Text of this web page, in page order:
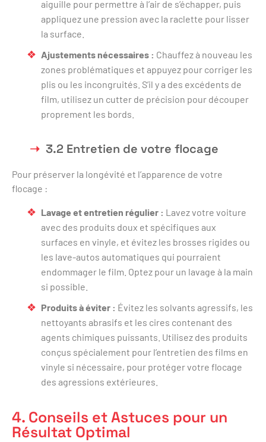
aiguille pour permettre à l’air de s’échapper, puis
appliquez une pression avec la raclette pour lisser
la surface.
Ajustements nécessaires : Chauffez à nouveau les
zones problématiques et appuyez pour corriger les
plis ou les incongruités. S’il y a des excédents de
film, utilisez un cutter de précision pour découper
proprement les bords.
3.2 Entretien de votre flocage
Pour préserver la longévité et l’apparence de votre
flocage :
Lavage et entretien régulier : Lavez votre voiture
avec des produits doux et spécifiques aux
surfaces en vinyle, et évitez les brosses rigides ou
les lave-autos automatiques qui pourraient
endommager le film. Optez pour un lavage à la main
si possible.
Produits à éviter : Évitez les solvants agressifs, les
nettoyants abrasifs et les cires contenant des
agents chimiques puissants. Utilisez des produits
conçus spécialement pour l’entretien des films en
vinyle si nécessaire, pour protéger votre flocage
des agressions extérieures.
4. Conseils et Astuces pour un
Résultat Optimal